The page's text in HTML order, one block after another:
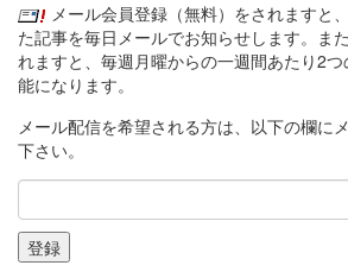
メール会員登録（無料）をされますと
た記事を毎日メールでお知らせします。ま
れますと、毎週月曜からの一週間あたり2
能になります。
メール配信を希望される方は、以下の欄に
下さい。